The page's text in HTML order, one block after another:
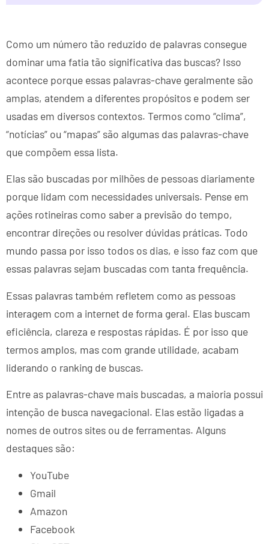
Como um número tão reduzido de palavras consegue
dominar uma fatia tão significativa das buscas? Isso
acontece porque essas palavras-chave geralmente são
amplas, atendem a diferentes propósitos e podem ser
usadas em diversos contextos. Termos como “clima”,
“notícias” ou “mapas” são algumas das palavras-chave
que compõem essa lista.
Elas são buscadas por milhões de pessoas diariamente
porque lidam com necessidades universais. Pense em
ações rotineiras como saber a previsão do tempo,
encontrar direções ou resolver dúvidas práticas. Todo
mundo passa por isso todos os dias, e isso faz com que
essas palavras sejam buscadas com tanta frequência.
Essas palavras também refletem como as pessoas
interagem com a internet de forma geral. Elas buscam
eficiência, clareza e respostas rápidas. É por isso que
termos amplos, mas com grande utilidade, acabam
liderando o ranking de buscas.
Entre as palavras-chave mais buscadas, a maioria possui
intenção de busca navegacional. Elas estão ligadas a
nomes de outros sites ou de ferramentas. Alguns
destaques são:
YouTube
Gmail
Amazon
Facebook